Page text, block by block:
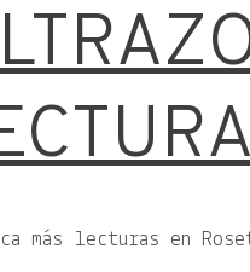
más lecturas en